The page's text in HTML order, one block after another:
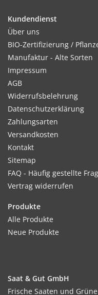
Kundendienst
Über uns
BIO-Zertifizierung /
Manufaktur - Alte Sorten
Impressum
AGB
Widerrufsbelehrung
Datenschutzerklärung
Zahlungsarten
Versandkosten
Kontakt
Sitemap
FAQ - Häufig gestellte
Vertrag widerrufen
Produkte
Alle Produkte
Neue Produkte
Saat & Gut GmbH
Frische Saaten und